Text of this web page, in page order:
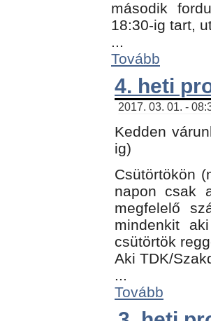
második
18:30-ig tart,
...
Tovább
4. heti
2017. 03. 01. -
Kedden
ig)
Csütörtökön
napon csak
megfelelő
mindenkit
csütörtök
Aki TDK/
...
Tovább